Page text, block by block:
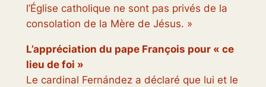
l’Église catholique ne sont pas privés de la
consolation de la Mère de Jésus. »
L’appréciation du pape François pour « ce
lieu de foi »
Le cardinal Fernández a déclaré que lui et le